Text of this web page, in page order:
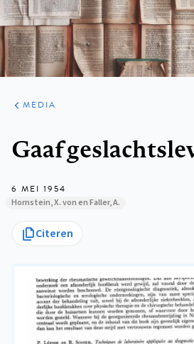
ARTIKELEN
VARIA
MEDIA
Gaaf
6 MEI 1954
Hornstein, X. von en Faller, A.
Citeren